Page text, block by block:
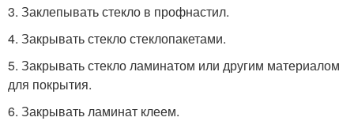
3. Заклепывать стекло в профнастил.
4. Закрывать стекло стеклопакетами.
5. Закрывать стекло ламинатом или другим материалом
для покрытия.
6. Закрывать ламинат клеем.